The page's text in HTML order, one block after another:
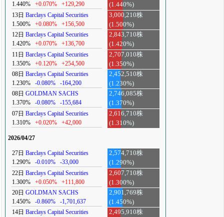
1.440%
+0.070% +129,290
(1.440%)
13日 Barclays Capital Securities
1.500%
+0.080% +156,500
3,000,210株
(1.500%)
12日 Barclays Capital Securities
1.420%
+0.070% +136,700
2,843,710株
(1.420%)
11日 Barclays Capital Securities
1.350%
+0.120% +254,500
2,707,010株
(1.350%)
08日 Barclays Capital Securities
1.230%
-0.080% -164,200
2,452,510株
(1.230%)
08日 GOLDMAN SACHS
1.370%
-0.080% -155,684
2,746,085株
(1.370%)
07日 Barclays Capital Securities
1.310%
+0.020% +42,000
2,616,710株
(1.310%)
2026/04/27
27日 Barclays Capital Securities
1.290%
-0.010% -33,000
2,574,710株
(1.290%)
22日 Barclays Capital Securities
1.300%
+0.050% +111,800
2,607,710株
(1.300%)
20日 GOLDMAN SACHS
1.450%
-0.860% -1,701,637
2,901,769株
(1.450%)
14日 Barclays Capital Securities
2,495,910株